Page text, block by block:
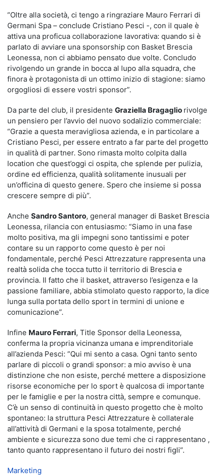
“Oltre alla società, ci tengo a ringraziare Mauro Ferrari di
Germani Spa – conclude Cristiano Pesci -, con il quale è
attiva una proficua collaborazione lavorativa: quando si è
parlato di avviare una sponsorship con Basket Brescia
Leonessa, non ci abbiamo pensato due volte. Concludo
rivolgendo un grande in bocca al lupo alla squadra, che
finora è protagonista di un ottimo inizio di stagione: siamo
orgogliosi di essere vostri sponsor”.
Da parte del club, il presidente Graziella Bragaglio rivolge
un pensiero per l’avvio del nuovo sodalizio commerciale:
“Grazie a questa meravigliosa azienda, e in particolare a
Cristiano Pesci, per essere entrato a far parte del progetto
in qualità di partner. Sono rimasta molto colpita dalla
location che quest’oggi ci ospita, che splende per pulizia,
ordine ed efficienza, qualità solitamente inusuali per
un’officina di questo genere. Spero che insieme si possa
crescere sempre di più”.
Anche Sandro Santoro, general manager di Basket Brescia
Leonessa, rilancia con entusiasmo: “Siamo in una fase
molto positiva, ma gli impegni sono tantissimi e poter
contare su un rapporto come questo è per noi
fondamentale, perché Pesci Attrezzature rappresenta una
realtà solida che tocca tutto il territorio di Brescia e
provincia. Il fatto che il basket, attraverso l’esigenza e la
passione familiare, abbia stimolato questo rapporto, la dice
lunga sulla portata dello sport in termini di unione e
comunicazione”.
Infine Mauro Ferrari, Title Sponsor della Leonessa,
conferma la propria vicinanza umana e imprenditoriale
all’azienda Pesci: “Qui mi sento a casa. Ogni tanto sento
parlare di piccoli o grandi sponsor: a mio avviso è una
distinzione che non esiste, perché mettere a disposizione
risorse economiche per lo sport è qualcosa di importante
per le famiglie e per la nostra città, sempre e comunque.
C’è un senso di continuità in questo progetto che è molto
spontaneo: la struttura Pesci Attrezzature è collaterale
all’attività di Germani e la sposa totalmente, perché
ambiente e sicurezza sono due temi che ci rappresentano ,
tanto quanto rappresentano il futuro dei nostri figli”.
Marketing